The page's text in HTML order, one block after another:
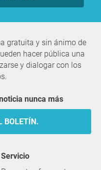
gratuita y sin ánimo de
hacer pública una
y dialogar con los
nunca más
BOLETÍN.
servicio